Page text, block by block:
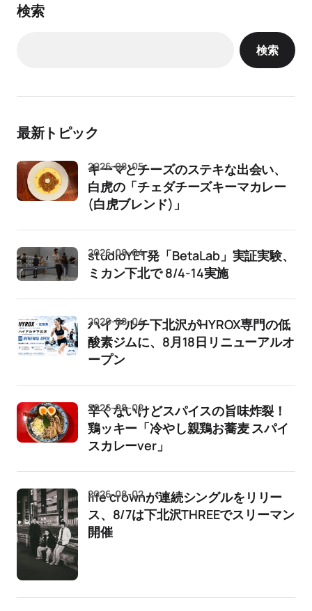
検索
検索
最新トピック
キーマとチーズのステキな出会い、
白虎の「チェダチーズキーマカレー
(白虎ブレンド)」
2026-08-05
studioYET発「BetaLab」実証実験、
ミカン下北で 8/4-14実施
2026-08-04
ハイアルチ下北沢がHYROX専門の低
酸素ジムに、8月18日リニューアルオ
ープン
2026-08-04
辛くないけどスパイスの旨味炸裂！
鶏ッキー「冷やし親鶏お蕎麦 スパイ
スカレーver」
2026-08-02
life crownが連続シングルをリリー
ス、8/7は下北沢THREEでスリーマン
開催
2026-08-02